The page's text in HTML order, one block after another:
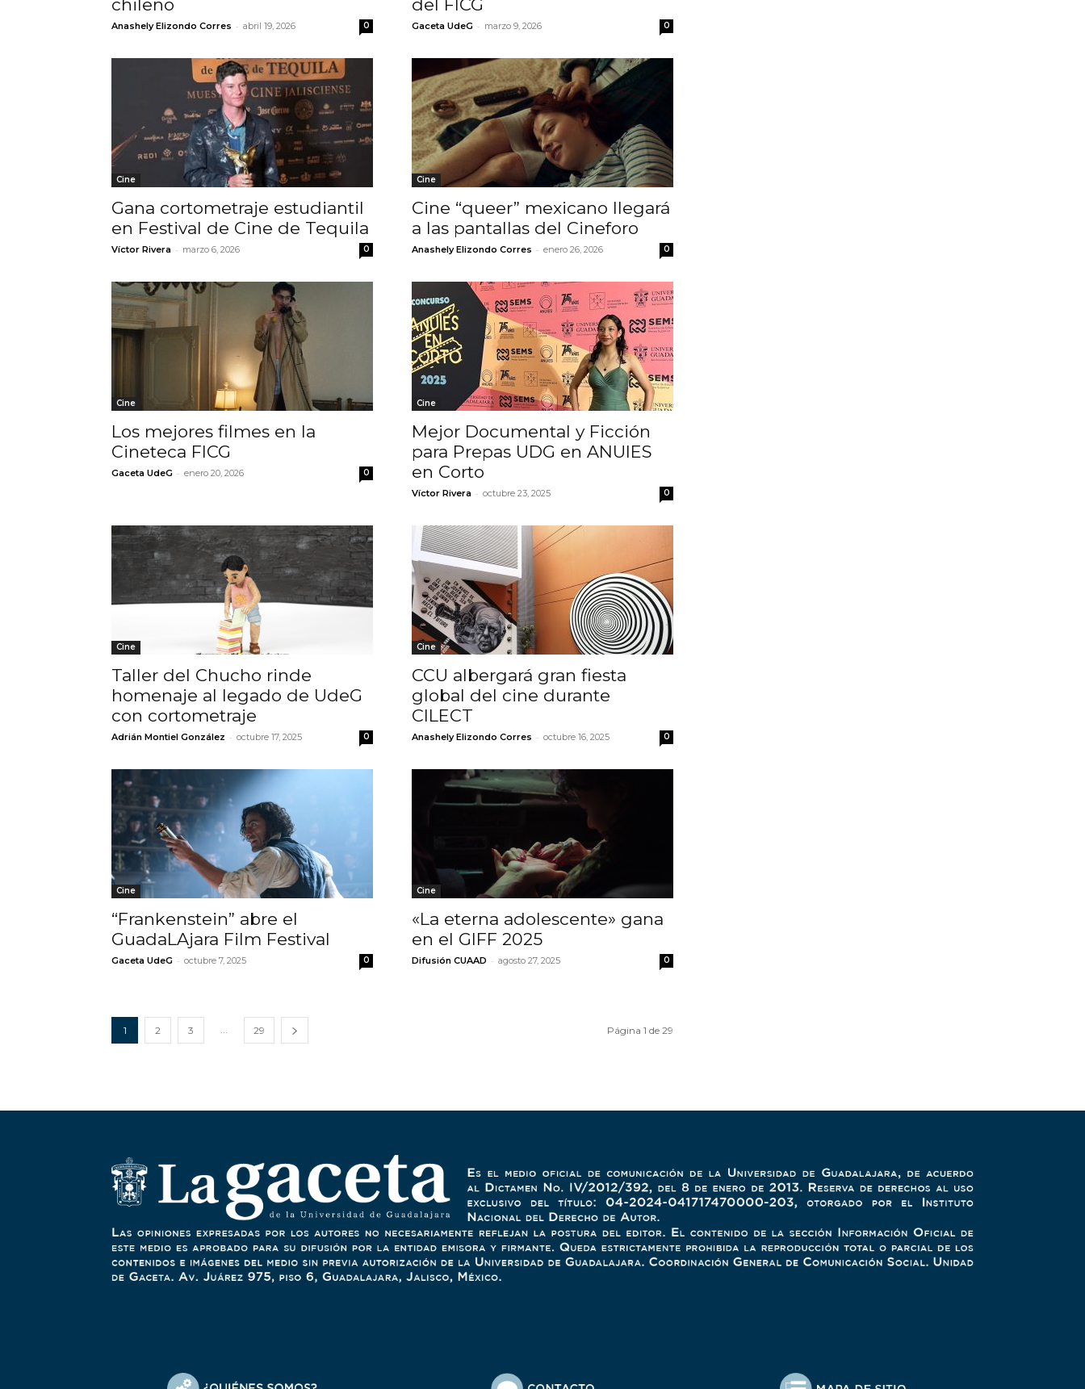
chileno
Anashely Elizondo Corres - abril 19, 2026 0
del FICG
Gaceta UdeG - marzo 9, 2026 0
Cine
Gana cortometraje estudiantil
en Festival de Cine de Tequila
Víctor Rivera - marzo 6, 2026 0
Cine
Cine “queer” mexicano llegará
a las pantallas del Cineforo
Anashely Elizondo Corres - enero 26, 2026 0
Cine
Los mejores filmes en la
Cineteca FICG
Gaceta UdeG - enero 20, 2026 0
Cine
Mejor Documental y Ficción
para Prepas UDG en ANUIES
en Corto
Víctor Rivera - octubre 23, 2025 0
Cine
Taller del Chucho rinde
homenaje al legado de UdeG
con cortometraje
Adrián Montiel González - octubre 17, 2025 0
Cine
CCU albergará gran fiesta
global del cine durante
CILECT
Anashely Elizondo Corres - octubre 16, 2025 0
Cine
“Frankenstein” abre el
GuadaLAjara Film Festival
Gaceta UdeG - octubre 7, 2025 0
Cine
«La eterna adolescente» gana
en el GIFF 2025
Difusión CUAAD - agosto 27, 2025 0
1 2 3 29 Página 1 de 29